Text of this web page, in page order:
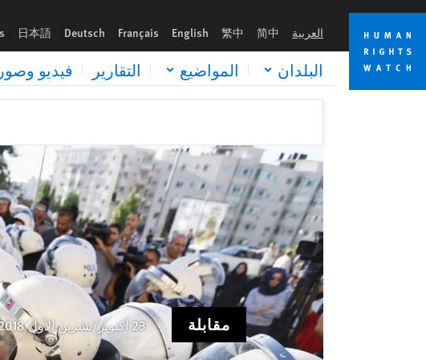
Skip
cookie
privacy
notice
Skip
main
content
العربية 简中
繁中
English
Français
Deutsch
日本語
البلدان المواضيع التقارير فيديو وصور
مقابلة 23 أكتوبر/تشرين الأول 2018 3:00AM EDT